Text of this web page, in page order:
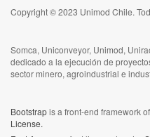
Copyright © 2023 Unimod Chile.
Somca, Uniconveyor, Unimod,
dedicado a la ejecución de
sector minero, agroindustrial e
Bootstrapis a front-end framework
License.